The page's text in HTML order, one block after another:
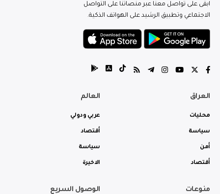
ابقى على تواصل معنا عبر منصاتنا على التواصل
الاجتماعي وتطبيق الرشيد على الهواتف الذكية.
العراق
محليات
سياسة
أمن
أقتصاد
العالم
عربي ودولي
أقتصاد
سياسة
الاخيرة
منوعات الوصول السريع